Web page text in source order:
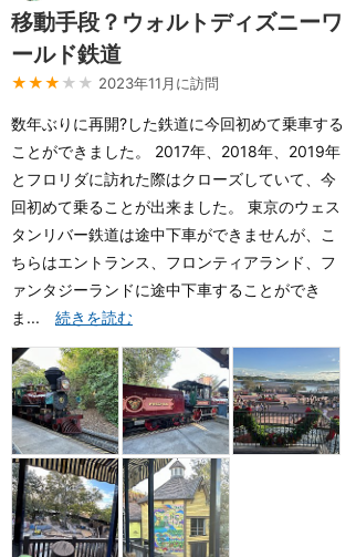
移動手段？ウォルトディズニーワ
ールド鉄道
★★★ ★★ 2023年11月に訪問
数年ぶりに再開?した鉄道に今回初めて乗車する
ことができました。 2017年、2018年、2019年
とフロリダに訪れた際はクローズしていて、今
回初めて乗ることが出来ました。 東京のウェス
タンリバー鉄道は途中下車ができませんが、こ
ちらはエントランス、フロンティアランド、フ
ァンタジーランドに途中下車することができ
ま... 続きを読む